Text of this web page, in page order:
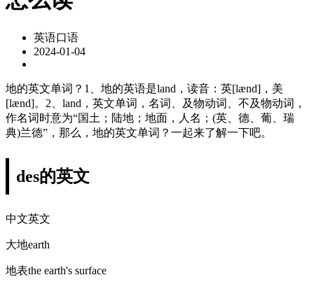
英语口语
2024-01-04
地的英文单词？1、地的英语是land，读音：英[lænd]，美
[lænd]。2、land，英文单词，名词、及物动词、不及物动词，
作名词时意为“国土；陆地；地面，人名；(英、德、葡、瑞
典)兰德”，那么，地的英文单词？一起来了解一下吧。
des的英文
中文英文
大地earth
地表the earth's surface